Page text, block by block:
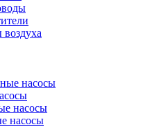
воздуха
насосы
насосы
насосы